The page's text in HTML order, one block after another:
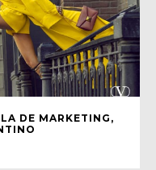
DE MARKETING,